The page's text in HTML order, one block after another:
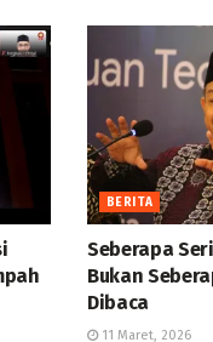
BERITA
Seberapa
Bukan
Dibaca
11 Maret, 2026